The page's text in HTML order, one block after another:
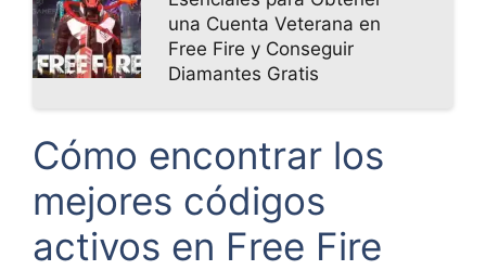
una Cuenta Veterana en
Free Fire y Conseguir
Diamantes Gratis
Cómo encontrar los
mejores códigos
activos en Free Fire